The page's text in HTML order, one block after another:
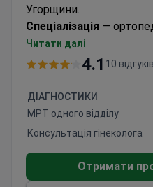
Угорщини.
Спеціалізація —
ЛОР-хірургія. Лікарі
досвід у хірургії понад
клініці підтверджує
Читати далі
4.1 10 відгуків
ДІАГНОСТИКИ
МРТ одного відділу
Консультація гінеколога
Отримати